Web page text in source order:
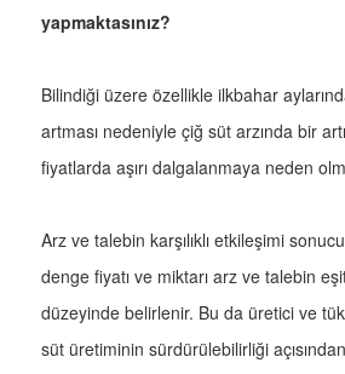
yapmaktasınız?
Bilindiği üzere özellikle ilkbahar
artması nedeniyle çiğ süt arzında bir
fiyatlarda aşırı dalgalanmaya neden
Arz ve talebin karşılıklı etkileşimi
denge fiyatı ve miktarı arz ve talebin
düzeyinde belirlenir. Bu da üretici ve
süt üretiminin sürdürülebilirliği